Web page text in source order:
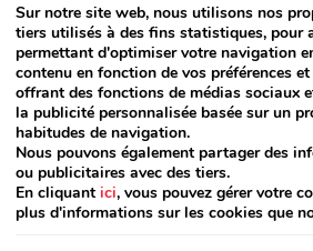
aux clients d’adhérer à
de la réservation (« book &
des personnes qui réservent
de tripler la croissance de
taux de conversion, puisque
Sur notre site web, nous utilisons nos
tiers utilisés à des fins statistiques, pour
permettant d'optimiser votre navigation
contenu en fonction de vos préférences
offrant des fonctions de médias sociaux
la publicité personnalisée basée sur un
habitudes de navigation.
Nous pouvons également partager des
ou publicitaires avec des tiers.
En cliquant ici, vous pouvez gérer votre
plus d'informations sur les cookies que